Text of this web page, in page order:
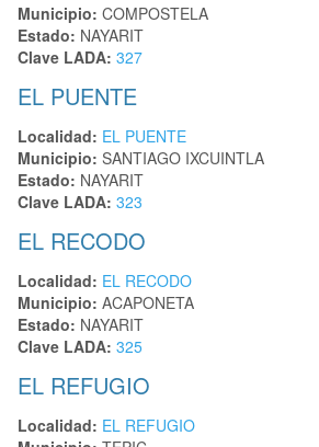
Municipio: COMPOSTELA
Estado: NAYARIT
Clave LADA: 327
EL PUENTE
Localidad: EL PUENTE
Municipio: SANTIAGO IXCUINTLA
Estado: NAYARIT
Clave LADA: 323
EL RECODO
Localidad: EL RECODO
Municipio: ACAPONETA
Estado: NAYARIT
Clave LADA: 325
EL REFUGIO
Localidad: EL REFUGIO